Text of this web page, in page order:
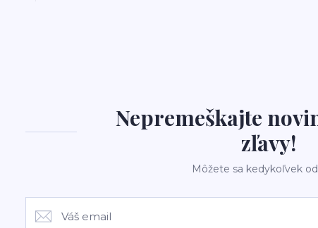
Nepremeškajte
zľavy!
Môžete sa kedykoľvek